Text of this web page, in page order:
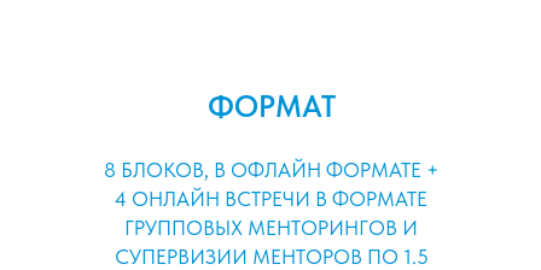
ФОРМАТ
8 БЛОКОВ, В ОФЛАЙН ФОРМАТЕ +
4 ОНЛАЙН ВСТРЕЧИ В ФОРМАТЕ
ГРУППОВЫХ МЕНТОРИНГОВ И
СУПЕРВИЗИИ МЕНТОРОВ ПО 1.5